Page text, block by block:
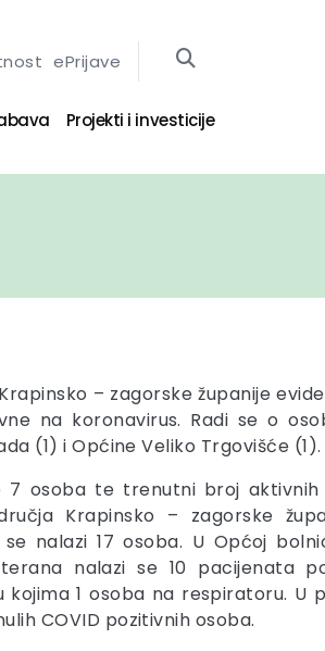
ePrijave
Projekti i investicije
– zagorske županije
na koronavirus. Radi se o
(1) i Općine Veliko Trgovišće (1).
7 osoba te trenutni broj aktivnih
Krapinsko – zagorske
se nalazi 17 osoba. U Općoj
nalazi se 10 pacijenata
kojima 1 osoba na respiratoru. U
COVID pozitivnih osoba.